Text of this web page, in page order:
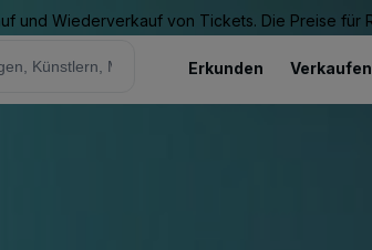
und Wiederverkauf von Tickets. Die Preise
Erkunden Verkaufen